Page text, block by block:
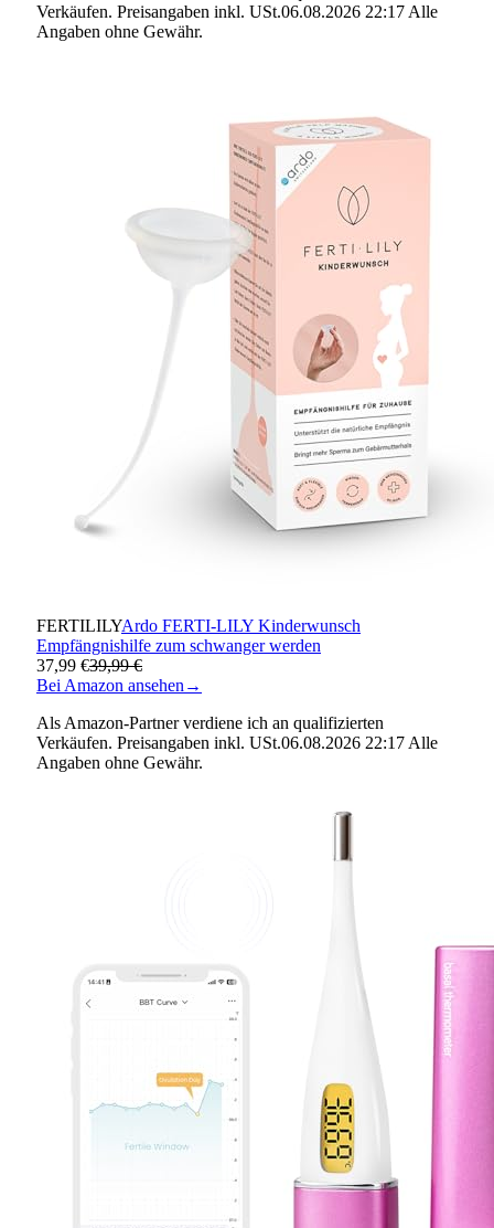
Verkäufen. Preisangaben inkl. USt.06.08.2026 22:17 Alle
Angaben ohne Gewähr.
FERTILILYArdo FERTI-LILY Kinderwunsch
Empfängnishilfe zum schwanger werden
37,99 €39,99 €
Bei Amazon ansehen →
Als Amazon-Partner verdiene ich an qualifizierten
Verkäufen. Preisangaben inkl. USt.06.08.2026 22:17 Alle
Angaben ohne Gewähr.